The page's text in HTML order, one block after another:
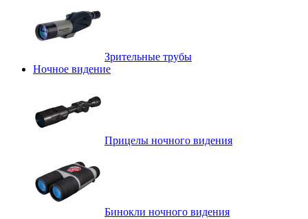
Зрительные трубы
Ночное видение
Прицелы ночного видения
Бинокли ночного видения